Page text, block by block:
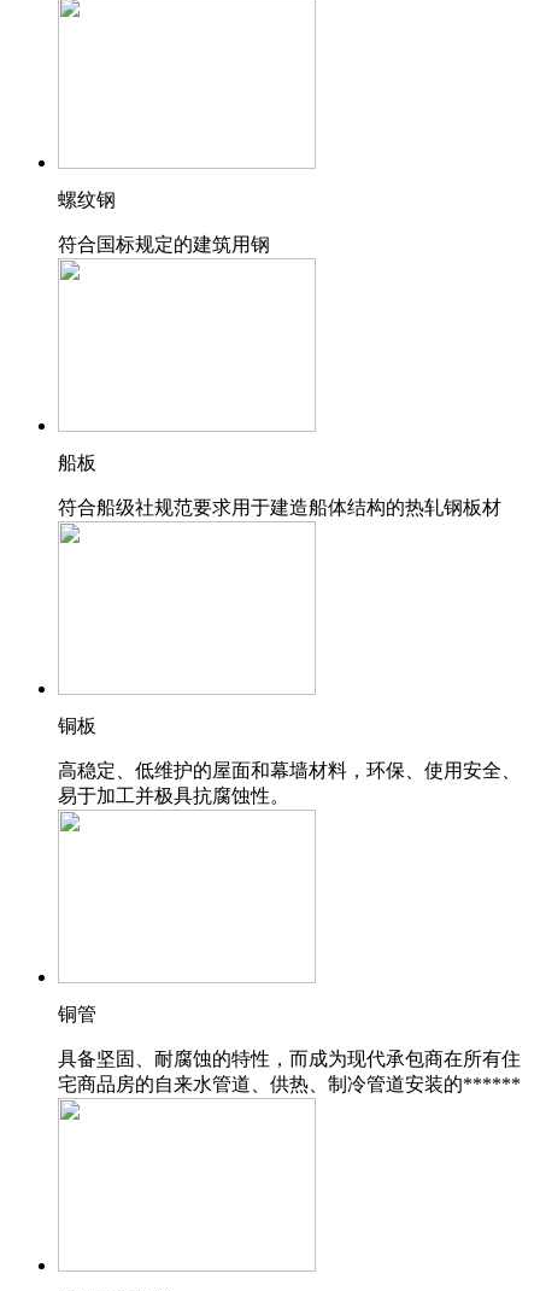
螺纹钢
符合国标规定的建筑用钢
船板
符合船级社规范要求用于建造船体结构的热轧钢板材
铜板
高稳定、低维护的屋面和幕墙材料，环保、使用安全、
易于加工并极具抗腐蚀性。
铜管
具备坚固、耐腐蚀的特性，而成为现代承包商在所有住
宅商品房的自来水管道、供热、制冷管道安装的******